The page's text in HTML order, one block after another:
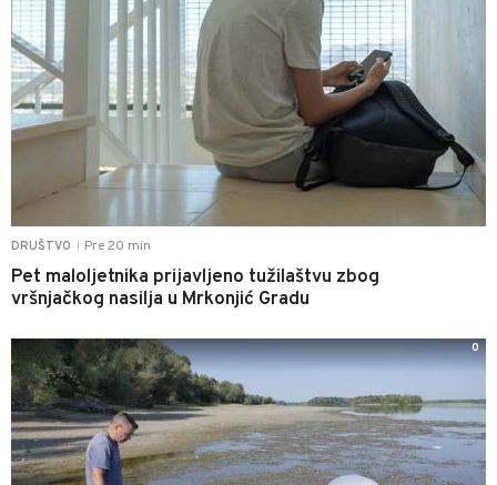
DRUŠTVO Pre 20 min
Pet maloljetnika prijavljeno tužilaštvu zbog
vršnjačkog nasilja u Mrkonjić Gradu
0